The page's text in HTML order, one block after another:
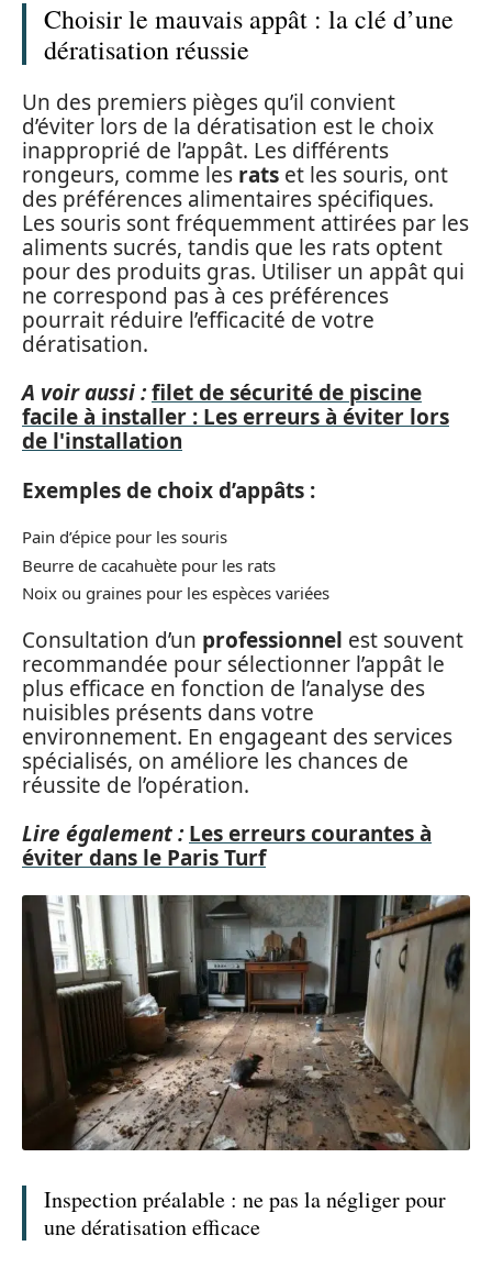
Choisir le mauvais appât : la clé d’une
dératisation réussie
Un des premiers pièges qu’il convient
d’éviter lors de la dératisation est le choix
inapproprié de l’appât. Les différents
rongeurs, comme les rats et les souris, ont
des préférences alimentaires spécifiques.
Les souris sont fréquemment attirées par les
aliments sucrés, tandis que les rats optent
pour des produits gras. Utiliser un appât qui
ne correspond pas à ces préférences
pourrait réduire l’efficacité de votre
dératisation.
A voir aussi :filet de sécurité de piscine
facile à installer : Les erreurs à éviter lors
de l'installation
Exemples de choix d’appâts :
Pain d’épice pour les souris
Beurre de cacahuète pour les rats
Noix ou graines pour les espèces variées
Consultation d’un professionnel est souvent
recommandée pour sélectionner l’appât le
plus efficace en fonction de l’analyse des
nuisibles présents dans votre
environnement. En engageant des services
spécialisés, on améliore les chances de
réussite de l’opération.
Lire également : Les erreurs courantes à
éviter dans le Paris Turf
Inspection préalable : ne pas la négliger pour
une dératisation efficace